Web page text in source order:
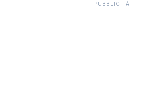
PUBBLICITÀ